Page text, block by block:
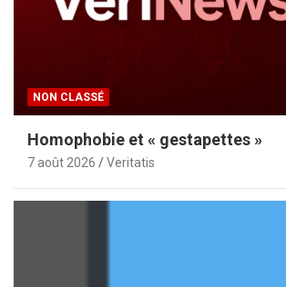
NON CLASSÉ
Homophobie et « gestapettes »
7 août 2026 Veritatis